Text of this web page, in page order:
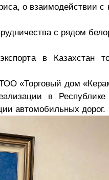
о взаимодействии
с рядом
в Казахстан
«Торговый дом
в
автомобильных дорог.